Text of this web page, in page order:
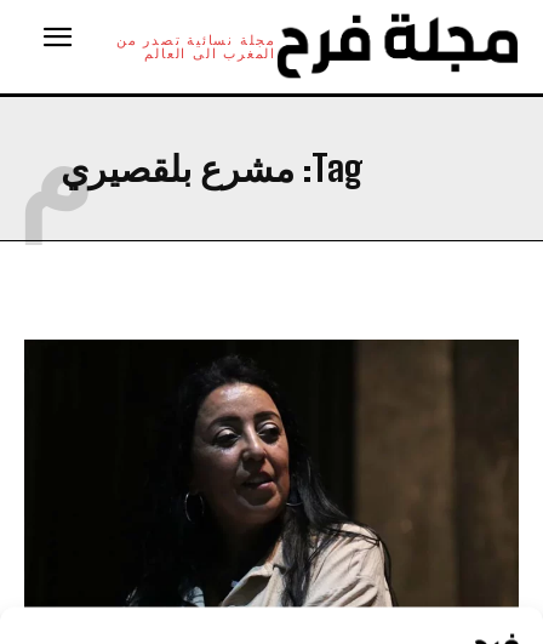
مجلة نسائية تصدر من
المغرب الى العالم
Tag: مشرع بلقصيريم